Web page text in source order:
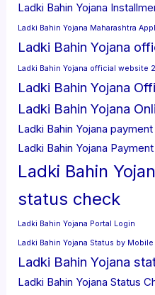
Ladki Bahin Yojana
Ladki Bahin Yojana Maharashtra
Ladki Bahin Yojana
Ladki Bahin Yojana official website
Ladki Bahin Yojana
Ladki Bahin Yojana
Ladki Bahin Yojana
Ladki Bahin Yojana
Ladki Bahin
status check
Ladki Bahin Yojana Portal Login
Ladki Bahin Yojana Status by
Ladki Bahin Yojana
Ladki Bahin Yojana Status